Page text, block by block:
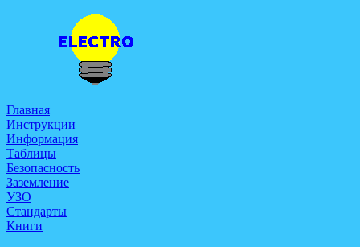
Главная
Инструкции
Информация
Таблицы
Безопасность
Заземление
УЗО
Стандарты
Книги